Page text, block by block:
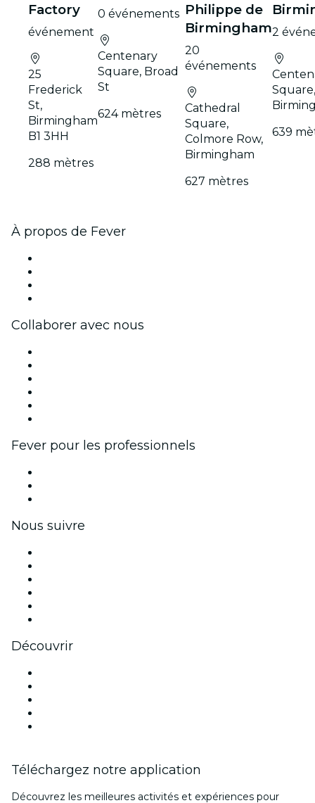
Factory
événement
25
Frederick
St,
Birmingham
B1 3HH
288 mètres
0 événements
Centenary
Square, Broad
St
624 mètres
Philippe de
Birmingham
20
événements
Cathedral
Square,
Colmore Row,
Birmingham
627 mètres
2
Square,
639
À propos de Fever
Collaborer avec nous
Fever pour les professionnels
Nous suivre
Découvrir
Téléchargez notre application
Découvrez les meilleures activités et expériences pour